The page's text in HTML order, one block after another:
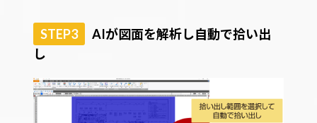
STEP3
AIが図面を解析し自動で拾い出
し